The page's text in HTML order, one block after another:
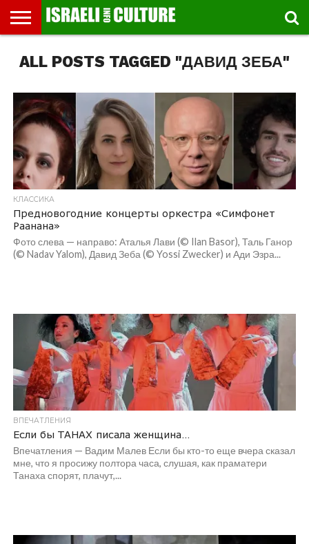
МУЗЕИ
СТРАНА
ФЕСТИВАЛЕЙ
ТЕАТР
КНИГИ.
ТЕКСТЫ
МУЗЫКА
РЕЛИГИЯ/
ИСТОРИЯ
ДВИЖЕНИЕ
ДЕТИ
ВЫХОДНОГО
МАРШРУТЫ
ПРОГУЛЬЩИКА
ВИДЕО-
РЕЧИ
ВПЕЧАТЛЕНИЯ
ВСТРЕЧИ
И
ИНТЕРВЬЮ
КИНО
TEL
AVIV
ALL POSTS TAGGED "ДАВИД ЗЕБА"
КЛАССИКА
Предновогодние концерты оркестра «Симфонет
Раанана»
Фото слева — направо: Аталья Лави (© Ilan Basor), Таль Ганор
(© Nadav Yalom), Давид Зеба (© Yossi Zwecker) и Ади Эзра...
ВПЕЧАТЛЕНИЯ
Если бы ТАНАХ писала женщина…
Впечатления — Вадим Малев Если бы кто-то еще вчера сказал
мне, что я просижу полтора часа, слушая, как праматери
Танаха спорят, плачут,...